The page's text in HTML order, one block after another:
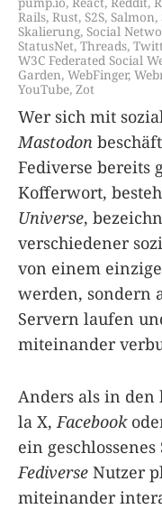
Rails, Rust, S2S, Salmon,
Skalierung, Social
StatusNet,Threads,
W3C Federated Social
Garden, WebFinger,
YouTube, Zot
Wer sich mit
Mastodon
Fediverse bereits
Kofferwort,
Universe,
verschiedener
von einem
werden, sondern
Servern laufen
miteinander
Anders als in den
la X, Facebook
ein
Fediverse Nutzer
miteinander